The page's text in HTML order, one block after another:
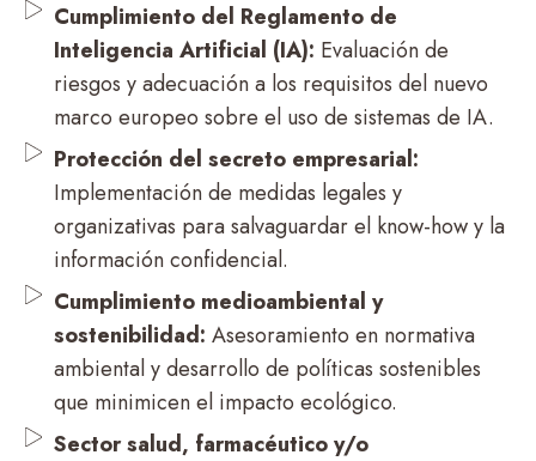
Cumplimiento del Reglamento de
Inteligencia Artificial (IA): Evaluación de
riesgos y adecuación a los requisitos del nuevo
marco europeo sobre el uso de sistemas de IA.
Protección del secreto empresarial:
Implementación de medidas legales y
organizativas para salvaguardar el know-how y la
información confidencial.
Cumplimiento medioambiental y
sostenibilidad: Asesoramiento en normativa
ambiental y desarrollo de políticas sostenibles
que minimicen el impacto ecológico.
Sector salud, farmacéutico y/o